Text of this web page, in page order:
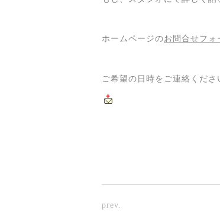
ホームページのお問合せフォ
ご希望の日時をご連絡くださ
prev.